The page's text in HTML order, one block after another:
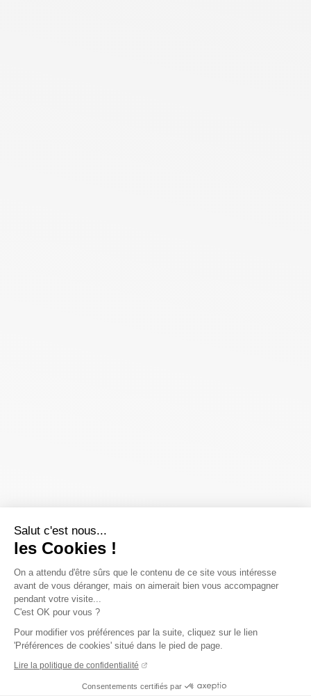
Salut c'est nous...
les Cookies !
On a attendu d'être sûrs que le contenu de ce site vous intéresse
avant de vous déranger, mais on aimerait bien vous accompagner
pendant votre visite...
C'est OK pour vous ?
Pour modifier vos préférences par la suite, cliquez sur le lien
'Préférences de cookies' situé dans le pied de page.
Lire la politique de confidentialité
Consentements certifiés par